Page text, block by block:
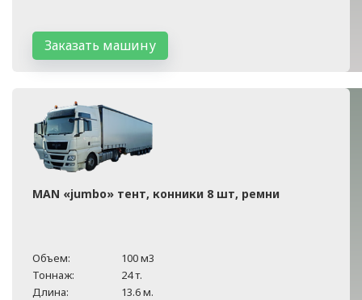
Заказать машину
MAN «jumbo» тент, конники 8 шт, ремни
Объем:
100 м3
Тоннаж:
24 т.
Длина:
13.6 м.